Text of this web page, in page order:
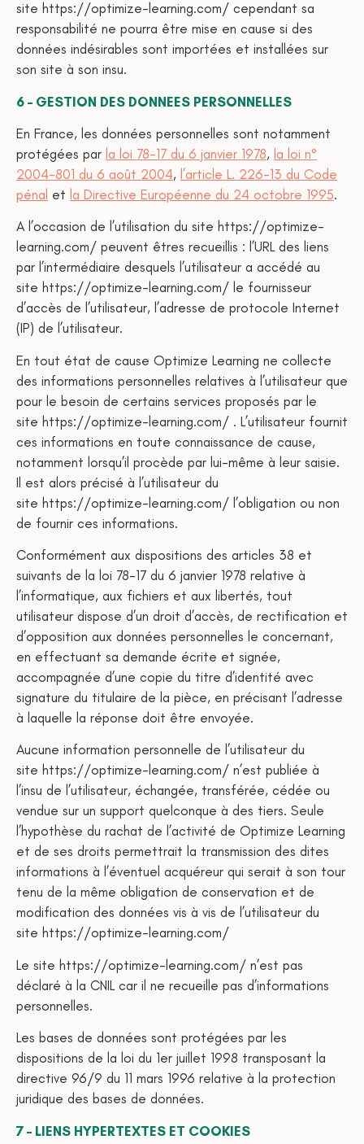
site https://optimize-learning.com/ cependant sa
responsabilité ne pourra être mise en cause si des
données indésirables sont importées et installées sur
son site à son insu.
6 – GESTION DES DONNEES PERSONNELLES
En France, les données personnelles sont notamment
protégées par la loi 78-17 du 6 janvier 1978, la loi n°
2004-801 du 6 août 2004, l’article L. 226-13 du Code
pénal et la Directive Européenne du 24 octobre 1995.
A l’occasion de l’utilisation du site https://optimize-
learning.com/ peuvent êtres recueillis : l’URL des liens
par l’intermédiaire desquels l’utilisateur a accédé au
site https://optimize-learning.com/ le fournisseur
d’accès de l’utilisateur, l’adresse de protocole Internet
(IP) de l’utilisateur.
En tout état de cause Optimize Learning ne collecte
des informations personnelles relatives à l’utilisateur que
pour le besoin de certains services proposés par le
site https://optimize-learning.com/ . L’utilisateur fournit
ces informations en toute connaissance de cause,
notamment lorsqu’il procède par lui-même à leur saisie.
Il est alors précisé à l’utilisateur du
site https://optimize-learning.com/ l’obligation ou non
de fournir ces informations.
Conformément aux dispositions des articles 38 et
suivants de la loi 78-17 du 6 janvier 1978 relative à
l’informatique, aux fichiers et aux libertés, tout
utilisateur dispose d’un droit d’accès, de rectification et
d’opposition aux données personnelles le concernant,
en effectuant sa demande écrite et signée,
accompagnée d’une copie du titre d’identité avec
signature du titulaire de la pièce, en précisant l’adresse
à laquelle la réponse doit être envoyée.
Aucune information personnelle de l’utilisateur du
site https://optimize-learning.com/ n’est publiée à
l’insu de l’utilisateur, échangée, transférée, cédée ou
vendue sur un support quelconque à des tiers. Seule
l’hypothèse du rachat de l’activité de Optimize Learning
et de ses droits permettrait la transmission des dites
informations à l’éventuel acquéreur qui serait à son tour
tenu de la même obligation de conservation et de
modification des données vis à vis de l’utilisateur du
site https://optimize-learning.com/
Le site https://optimize-learning.com/ n’est pas
déclaré à la CNIL car il ne recueille pas d’informations
personnelles.
Les bases de données sont protégées par les
dispositions de la loi du 1er juillet 1998 transposant la
directive 96/9 du 11 mars 1996 relative à la protection
juridique des bases de données.
7 – LIENS HYPERTEXTES ET COOKIES